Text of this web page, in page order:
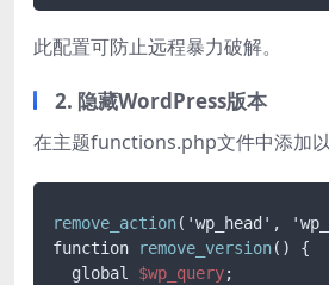
此配置可防止远程暴力破解。
2. 隐藏WordPress版本
在主题functions.php文件中添加以
remove_action('wp_head',
function
remove_version() {
  global
$wp_query;